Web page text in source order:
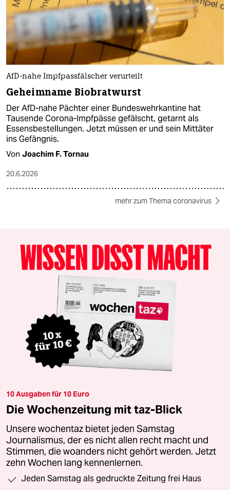
AfD-nahe Impfpassfälscher verurteilt
Geheimname Biobratwurst
Der AfD-nahe Pächter einer Bundeswehrkantine hat
Tausende Corona-Impfpässe gefälscht, getarnt als
Essensbestellungen. Jetzt müssen er und sein Mittäter
ins Gefängnis.
Von Joachim F. Tornau
20.6.2026
mehr zum Thema coronavirus
10 Ausgaben für 10 Euro
Die Wochenzeitung mit taz-Blick
Unsere wochentaz bietet jeden Samstag
Journalismus, der es nicht allen recht macht und
Stimmen, die woanders nicht gehört werden. Jetzt
zehn Wochen lang kennenlernen.
Jeden Samstag als gedruckte Zeitung frei Haus